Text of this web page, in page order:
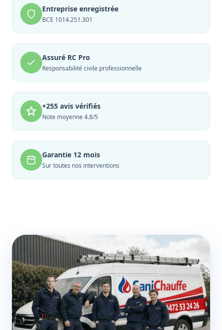
Entreprise enregistrée
BCE 1014.251.301
Assuré RC Pro
Responsabilité civile professionnelle
+255 avis vérifiés
Note moyenne 4.8/5
Garantie 12 mois
Sur toutes nos interventions